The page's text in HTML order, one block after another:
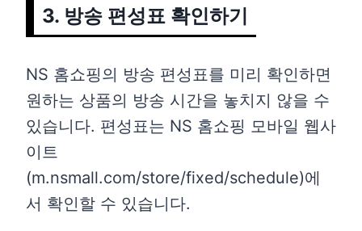
3. 방송 편성표 확인하기
NS 홈쇼핑의 방송 편성표를 미리 확인하면
원하는 상품의 방송 시간을 놓치지 않을 수
있습니다. 편성표는 NS 홈쇼핑 모바일 웹사
이트
(m.nsmall.com/store/fixed/schedule)에
서 확인할 수 있습니다.